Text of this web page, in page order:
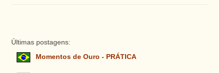
Últimas postagens:
Momentos de Ouro - PRÁTICA